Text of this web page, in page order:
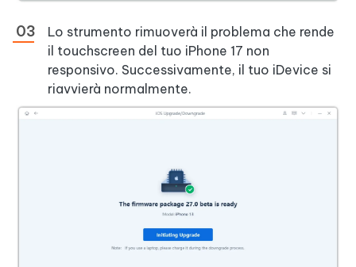
Lo strumento rimuoverà il problema che rende
il touchscreen del tuo iPhone 17 non
responsivo. Successivamente, il tuo iDevice si
riavvierà normalmente.